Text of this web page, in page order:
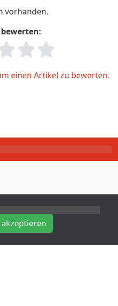
vorhanden.
einen Artikel zu bewerten.
akzeptieren